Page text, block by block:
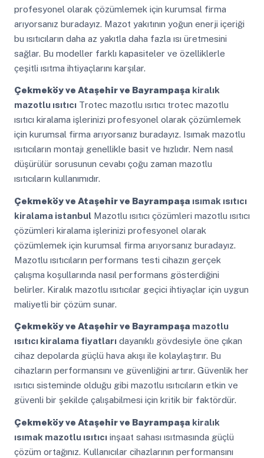
profesyonel olarak çözümlemek için kurumsal firma
arıyorsanız buradayız. Mazot yakıtının yoğun enerji içeriği
bu ısıtıcıların daha az yakıtla daha fazla ısı üretmesini
sağlar. Bu modeller farklı kapasiteler ve özelliklerle
çeşitli ısıtma ihtiyaçlarını karşılar.
Çekmeköy ve Ataşehir ve Bayrampaşa kiralık
mazotlu ısıtıcıTrotec mazotlu ısıtıcı trotec mazotlu
ısıtıcı kiralama işlerinizi profesyonel olarak çözümlemek
için kurumsal firma arıyorsanız buradayız. Isımak mazotlu
ısıtıcıların montajı genellikle basit ve hızlıdır. Nem nasıl
düşürülür sorusunun cevabı çoğu zaman mazotlu
ısıtıcıların kullanımıdır.
Çekmeköy ve Ataşehir ve Bayrampaşa ısımak ısıtıcı
kiralama istanbulMazotlu ısıtıcı çözümleri mazotlu ısıtıcı
çözümleri kiralama işlerinizi profesyonel olarak
çözümlemek için kurumsal firma arıyorsanız buradayız.
Mazotlu ısıtıcıların performans testi cihazın gerçek
çalışma koşullarında nasıl performans gösterdiğini
belirler. Kiralık mazotlu ısıtıcılar geçici ihtiyaçlar için uygun
maliyetli bir çözüm sunar.
Çekmeköy ve Ataşehir ve Bayrampaşa mazotlu
ısıtıcı kiralama fiyatlarıdayanıklı gövdesiyle öne çıkan
cihaz depolarda güçlü hava akışı ile kolaylaştırır. Bu
cihazların performansını ve güvenliğini artırır. Güvenlik her
ısıtıcı sisteminde olduğu gibi mazotlu ısıtıcıların etkin ve
güvenli bir şekilde çalışabilmesi için kritik bir faktördür.
Çekmeköy ve Ataşehir ve Bayrampaşa kiralık
ısımak mazotlu ısıtıcıinşaat sahası ısıtmasında güçlü
çözüm ortağınız. Kullanıcılar cihazlarının performansını